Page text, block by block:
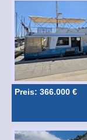
Preis: 366.000 €